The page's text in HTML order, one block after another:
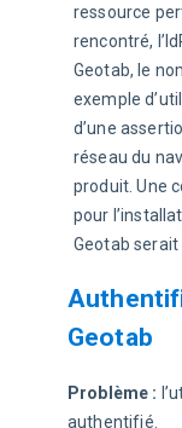
ressource
rencontré,
Geotab, le
exemple
d’une
réseau du
produit. Une
pour
Geotab serait
Geotab
Problème :
authentifié.